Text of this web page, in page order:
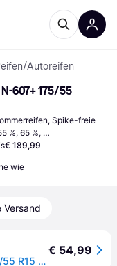
/Autoreifen
607+ 175/55
Spike-freie
%, 65 %,
h)
€ 189,99
wie
Versand
Nankang All Season Plus N 607 175/55 R15 77 H, Ganzjahresreifen
€ 54,99